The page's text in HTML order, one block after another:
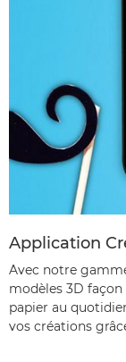
Application
Avec notre
modèles 3D
papier au
vos créations